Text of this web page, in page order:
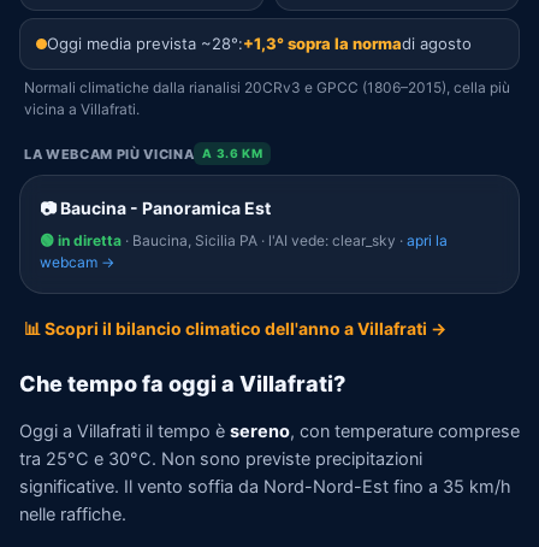
Oggi media prevista ~28°:+1,3° sopra la normadi agosto
Normali climatiche dalla rianalisi 20CRv3 e GPCC (1806–2015), cella più
vicina a Villafrati.
LA WEBCAM PIÙ VICINA A 3.6 KM
📷 Baucina - Panoramica Est
🟢 in diretta · Baucina, Sicilia PA · l'AI vede: clear_sky · apri la
webcam →
📊 Scopri il bilancio climatico dell'anno a Villafrati →
Che tempo fa oggi a Villafrati?
Oggi a Villafrati il tempo è sereno, con temperature comprese
tra 25°C e 30°C. Non sono previste precipitazioni
significative. Il vento soffia da Nord-Nord-Est fino a 35 km/h
nelle raffiche.